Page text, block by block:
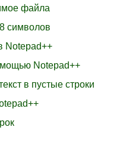
файла
символов
Notepad++
Notepad++
в пустые строки